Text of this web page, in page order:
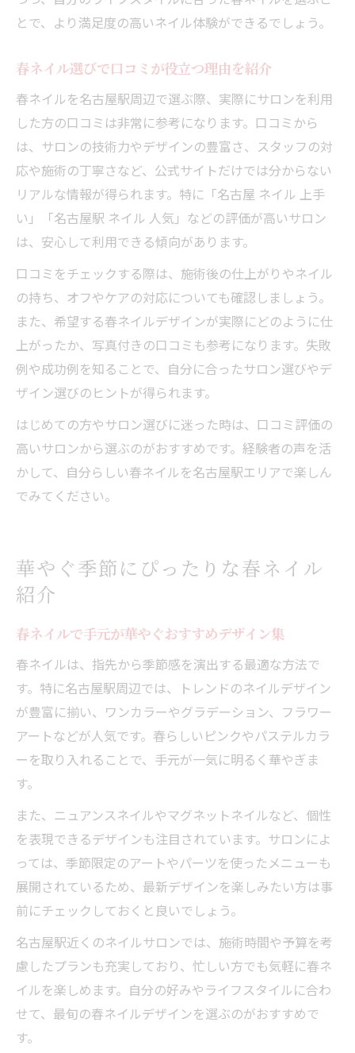
とで、より満足度の高いネイル体験ができるでしょう。
春ネイル選びで口コミが役立つ理由を紹介
春ネイルを名古屋駅周辺で選ぶ際、実際にサロンを利用
した方の口コミは非常に参考になります。口コミから
は、サロンの技術力やデザインの豊富さ、スタッフの対
応や施術の丁寧さなど、公式サイトだけでは分からない
リアルな情報が得られます。特に「名古屋 ネイル 上手
い」「名古屋駅 ネイル 人気」などの評価が高いサロン
は、安心して利用できる傾向があります。
口コミをチェックする際は、施術後の仕上がりやネイル
の持ち、オフやケアの対応についても確認しましょう。
また、希望する春ネイルデザインが実際にどのように仕
上がったか、写真付きの口コミも参考になります。失敗
例や成功例を知ることで、自分に合ったサロン選びやデ
ザイン選びのヒントが得られます。
はじめての方やサロン選びに迷った時は、口コミ評価の
高いサロンから選ぶのがおすすめです。経験者の声を活
かして、自分らしい春ネイルを名古屋駅エリアで楽しん
でみてください。
華やぐ季節にぴったりな春ネイル
紹介
春ネイルで手元が華やぐおすすめデザイン集
春ネイルは、指先から季節感を演出する最適な方法で
す。特に名古屋駅周辺では、トレンドのネイルデザイン
が豊富に揃い、ワンカラーやグラデーション、フラワー
アートなどが人気です。春らしいピンクやパステルカラ
ーを取り入れることで、手元が一気に明るく華やぎま
す。
また、ニュアンスネイルやマグネットネイルなど、個性
を表現できるデザインも注目されています。サロンによ
っては、季節限定のアートやパーツを使ったメニューも
展開されているため、最新デザインを楽しみたい方は事
前にチェックしておくと良いでしょう。
名古屋駅近くのネイルサロンでは、施術時間や予算を考
慮したプランも充実しており、忙しい方でも気軽に春ネ
イルを楽しめます。自分の好みやライフスタイルに合わ
せて、最旬の春ネイルデザインを選ぶのがおすすめで
す。